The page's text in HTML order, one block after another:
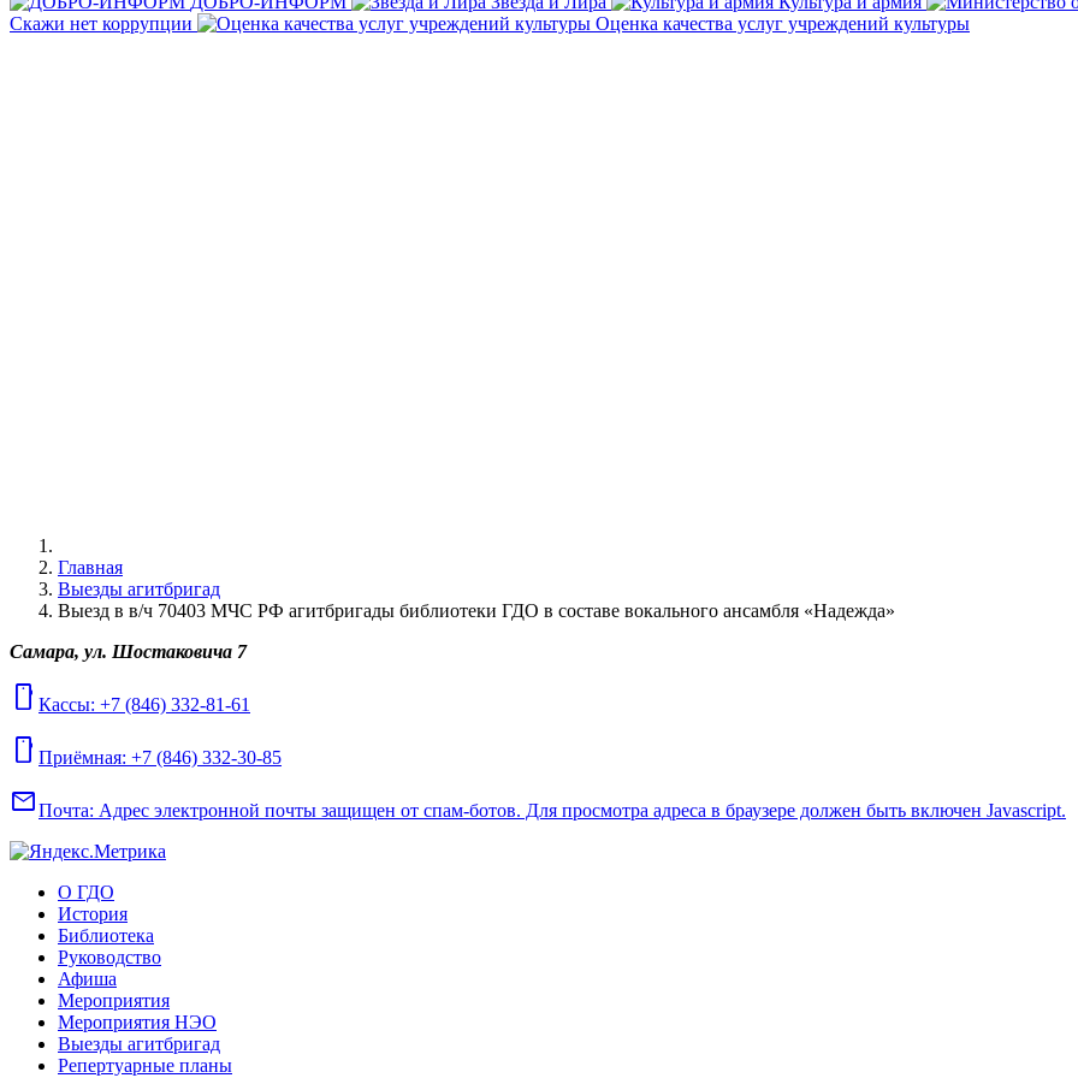
Скажи нет коррупции
Оценка качества услуг учреждений культуры
Главная
Выезды агитбригад
Выезд в в/ч 70403 МЧС РФ агитбригады библиотеки ГДО в составе вокального ансамбля «Надежда»
Самара, ул. Шостаковича 7
mobile Кассы: +7 (846) 332-81-61
mobile Приёмная: +7 (846) 332-30-85
mailПочта: Адрес электронной почты защищен от спам-ботов. Для просмотра адреса в браузере должен быть включен Javascript.
О ГДО
История
Библиотека
Руководство
Афиша
Мероприятия
Мероприятия НЭО
Выезды агитбригад
Репертуарные планы